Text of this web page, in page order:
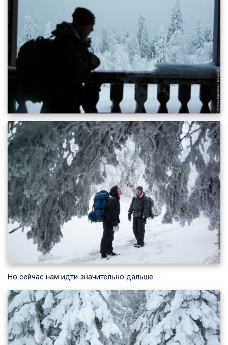
Но сейчас нам идти значительно дальше.